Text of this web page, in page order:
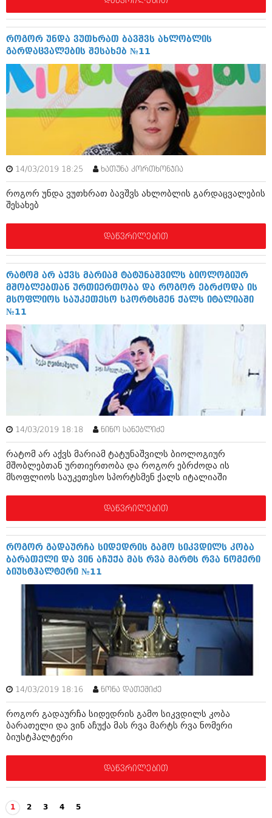
მარტი 2012 (259)
თებერვალი 2012 (376)
იანვარი 2012 (322)
ოქტომბერი 2011 (754)
სექტემბერი 2011 (407)
აგვისტო 2011 (249)
ივლისი 2011 (400)
ივნისი 2011 (438)
მაისი 2011 (415)
აპრილი 2011 (294)
მარტი 2011 (654)
თებერვალი 2011 (329)
იანვარი 2011 (647)
(157)
სექტემბერი 2010 (449)
აგვისტო 2010 (461)
ივლისი 2010 (556)
ივნისი 2010 (685)
მაისი 2010 (232)
აპრილი 2010 (229)
თებერვალი 2010 (421)
იანვარი 2010 (422)
დეკემბერი 2009 (510)
ნოემბერი 2009 (308)
ოქტომბერი 2009 (382)
სექტემბერი 2009 (541)
აგვისტო 2009 (14)
ივლისი 2009 (118)
ოქტომბერი 0215 (1)
აგვისტო 0215 (2)
აგვისტო 0212 (1)
ივნისი 0212 (2)
ნოემბერი 0201 (1)
როგორ უნდა ვუთხრათ ბავშვს ახლობლის
გარდაცვალების შესახებ №11
14/03/2019 18:25 ხათუნა კორთხონჯია
როგორ უნდა ვუთხრათ ბავშვს ახლობლის გარდაცვალების
შესახებ
დაწვრილებით
რატომ არ აქვს მარიამ ტატუნაშვილს ბიოლოგიურ
მშობლებთან ურთიერთობა და როგორ ებრძოდა ის
მსოფლიოს საუკეთესო სპორტსმენ ქალს იტალიაში
№11
14/03/2019 18:18 ნინო სანებლიძე
რატომ არ აქვს მარიამ ტატუნაშვილს ბიოლოგიურ
მშობლებთან ურთიერთობა და როგორ ებრძოდა ის
მსოფლიოს საუკეთესო სპორტსმენ ქალს იტალიაში
დაწვრილებით
როგორ გადაურჩა სიდედრის გამო სიკვდილს კობა
ბარათელი და ვინ აჩუქა მას რვა მარტს რვა ნომერი
ბიუსტჰალტერი №11
14/03/2019 18:16 ნონა დათეშიძე
როგორ გადაურჩა სიდედრის გამო სიკვდილს კობა
ბარათელი და ვინ აჩუქა მას რვა მარტს რვა ნომერი
ბიუსტჰალტერი
დაწვრილებით
1 2 3 4 5